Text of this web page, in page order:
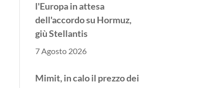
l'Europa in attesa
dell'accordo su Hormuz,
giù Stellantis
7 Agosto 2026
Mimit, in calo il prezzo dei